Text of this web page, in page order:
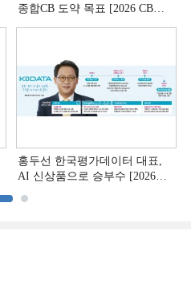
종합CB 도약 목표 [2026 CB사
홍두선 한국평가데이터 대표,
AI 신상품으로 승부수 [2026